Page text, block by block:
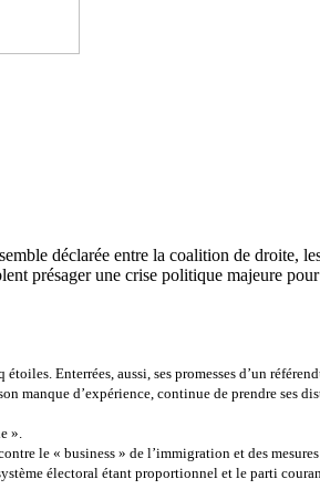
déclarée entre la coalition de droite,
présager une crise politique majeure
Enterrées, aussi, ses promesses d’un
d’expérience, continue de prendre ses
».
le « business » de l’immigration et des
électoral étant proportionnel et le parti